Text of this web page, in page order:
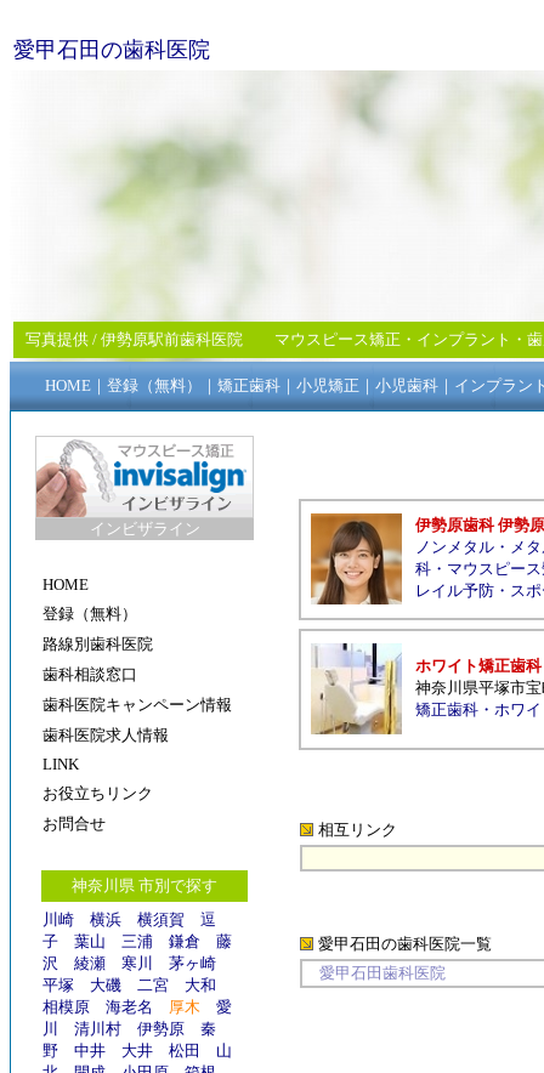
愛甲石田の歯科医院
写真提供 / 伊勢原駅前歯科医院 マウスピース矯正 ・ インプラント ・
HOME｜ 登録（無料） ｜ 矯正歯科｜ 小児矯正 ｜ 小児歯科｜ インプラン
インビザライン
HOME
登録（無料）
路線別歯科医院
歯科相談窓口
歯科医院キャンペーン情報
歯科医院求人情報
LINK
お役立ちリンク
お問合せ
神奈川県 市別で探す
川崎
横浜 横須賀
逗
子
葉山 三浦 鎌倉
藤
沢
綾瀬 寒川
茅ヶ崎
平塚
大磯 二宮
大和
相模原
海老名 厚木
愛
川
清川村 伊勢原
秦
野
中井 大井 松田
山
伊勢原歯科 伊勢
ノンメタル ・ メ
科 ・ マウスピー
レイル予防 ・ ス
ホワイト矯正歯科
神奈川県平塚市
矯正歯科 ・ ホワ
相互リンク
愛甲石田の歯科医院一覧
愛甲石田歯科医院